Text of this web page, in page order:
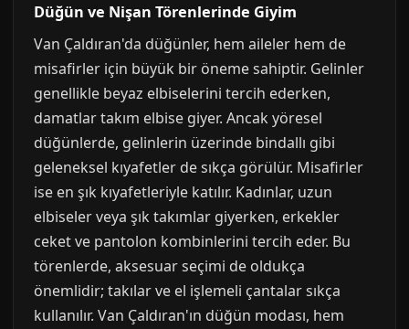
Düğün ve Nişan Törenlerinde Giyim
Van Çaldıran'da düğünler, hem aileler hem de
misafirler için büyük bir öneme sahiptir. Gelinler
genellikle beyaz elbiselerini tercih ederken,
damatlar takım elbise giyer. Ancak yöresel
düğünlerde, gelinlerin üzerinde bindallı gibi
geleneksel kıyafetler de sıkça görülür. Misafirler
ise en şık kıyafetleriyle katılır. Kadınlar, uzun
elbiseler veya şık takımlar giyerken, erkekler
ceket ve pantolon kombinlerini tercih eder. Bu
törenlerde, aksesuar seçimi de oldukça
önemlidir; takılar ve el işlemeli çantalar sıkça
kullanılır. Van Çaldıran'ın düğün modası, hem